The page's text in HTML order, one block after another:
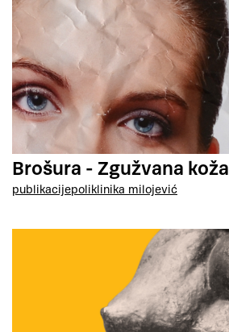
Brošura - Zgužvana koža
publikacijepoliklinika milojević